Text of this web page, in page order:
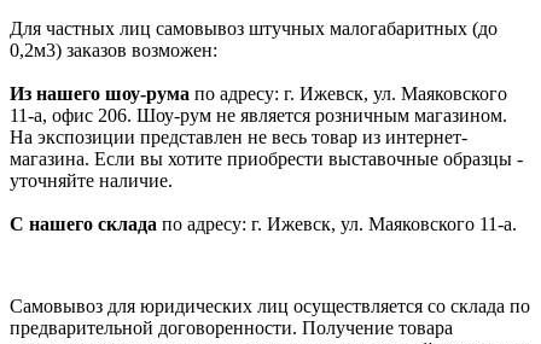
Для частных лиц самовывоз штучных малогабаритных (до
0,2м3) заказов возможен:
Из нашего шоу-рума по адресу: г. Ижевск, ул. Маяковского
11-а, офис 206. Шоу-рум не является розничным магазином.
На экспозиции представлен не весь товар из интернет-
магазина. Если вы хотите приобрести выставочные образцы -
уточняйте наличие.
С нашего склада по адресу: г. Ижевск, ул. Маяковского 11-а.
Самовывоз для юридических лиц осуществляется со склада по
предварительной договоренности. Получение товара